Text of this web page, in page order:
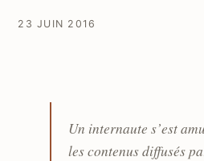
23 JUIN 2016
Un internaute s’est
les contenus diffusés